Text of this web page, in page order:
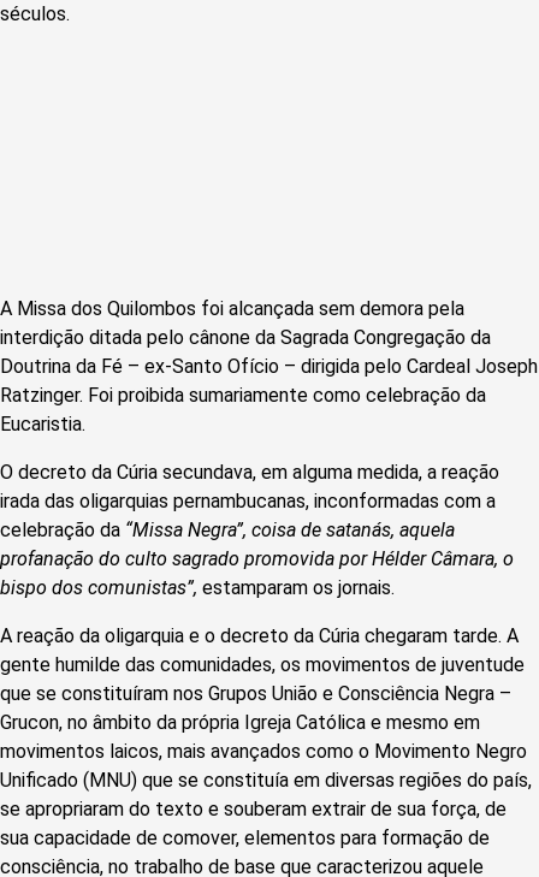
séculos.
A Missa dos Quilombos foi alcançada sem demora pela
interdição ditada pelo cânone da Sagrada Congregação da
Doutrina da Fé – ex-Santo Ofício – dirigida pelo Cardeal Joseph
Ratzinger. Foi proibida sumariamente como celebração da
Eucaristia.
O decreto da Cúria secundava, em alguma medida, a reação
irada das oligarquias pernambucanas, inconformadas com a
celebração da “Missa Negra”, coisa de satanás, aquela
profanação do culto sagrado promovida por Hélder Câmara, o
bispo dos comunistas”, estamparam os jornais.
A reação da oligarquia e o decreto da Cúria chegaram tarde. A
gente humilde das comunidades, os movimentos de juventude
que se constituíram nos Grupos União e Consciência Negra –
Grucon, no âmbito da própria Igreja Católica e mesmo em
movimentos laicos, mais avançados como o Movimento Negro
Unificado (MNU) que se constituía em diversas regiões do país,
se apropriaram do texto e souberam extrair de sua força, de
sua capacidade de comover, elementos para formação de
consciência, no trabalho de base que caracterizou aquele